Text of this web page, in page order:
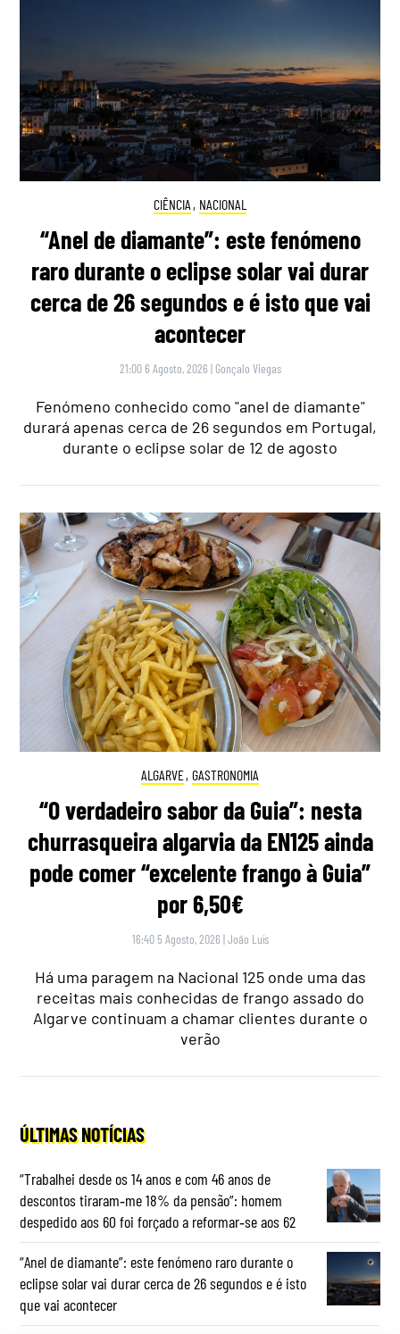
CIÊNCIA , NACIONAL
“Anel de diamante”: este fenómeno
raro durante o eclipse solar vai durar
cerca de 26 segundos e é isto que vai
acontecer
21:00 6 Agosto, 2026 | Gonçalo Viegas
Fenómeno conhecido como "anel de diamante"
durará apenas cerca de 26 segundos em Portugal,
durante o eclipse solar de 12 de agosto
ALGARVE, GASTRONOMIA
“O verdadeiro sabor da Guia”: nesta
churrasqueira algarvia da EN125 ainda
pode comer “excelente frango à Guia”
por 6,50€
16:40 5 Agosto, 2026 |João Luís
Há uma paragem na Nacional 125 onde uma das
receitas mais conhecidas de frango assado do
Algarve continuam a chamar clientes durante o
verão
ÚLTIMAS NOTÍCIAS
“Trabalhei desde os 14 anos e com 46 anos de
descontos tiraram‑me 18% da pensão”: homem
despedido aos 60 foi forçado a reformar‑se aos 62
“Anel de diamante”: este fenómeno raro durante o
eclipse solar vai durar cerca de 26 segundos e é isto
que vai acontecer